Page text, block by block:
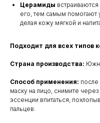
Церамиды
его, тем самым помогают
делая кожу мягкой и
Подходит для всех типов
Страна производства:
Способ применения: после
маску на лицо, снимите
эссенции впитаться,
пальцев.